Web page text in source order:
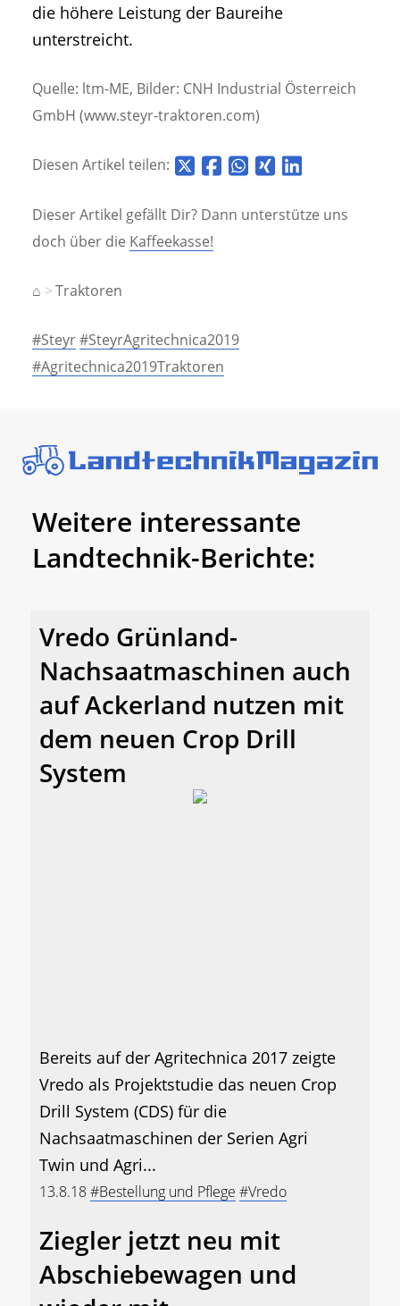
die höhere Leistung der Baureihe
unterstreicht.
Quelle: ltm-ME, Bilder: CNH Industrial Österreich
GmbH (www.steyr-traktoren.com)
Diesen Artikel teilen:
Dieser Artikel gefällt Dir? Dann unterstütze uns
doch über die Kaffeekasse!
⌂ Traktoren
#Steyr#SteyrAgritechnica2019
#Agritechnica2019Traktoren
Weitere interessante
Landtechnik-Berichte:
Vredo Grünland-
Nachsaatmaschinen auch
auf Ackerland nutzen mit
dem neuen Crop Drill
System
Bereits auf der Agritechnica 2017 zeigte
Vredo als Projektstudie das neuen Crop
Drill System (CDS) für die
Nachsaatmaschinen der Serien Agri
Twin und Agri...
13.8.18#Bestellung und Pflege #Vredo
Ziegler jetzt neu mit
Abschiebewagen und